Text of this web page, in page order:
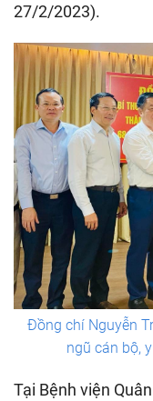
27/2/2023).
Đồng chí Nguyễn
ngũ cán bộ,
Tại Bệnh viện